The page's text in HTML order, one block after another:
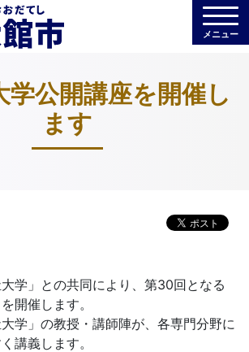
メニュー
公開講座を開催し
ます
学」との共同により、第30回となる
開催します。
学」の教授・講師陣が、各専門分野に
講義します。